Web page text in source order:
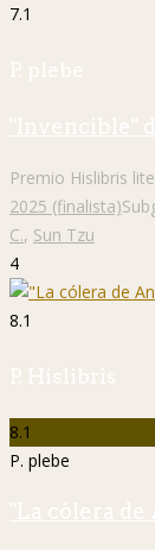
7.1
P. plebe
"Invencible"
Premio Hislibris
2025 (finalista)
C., Sun Tzu
4
8.1
P. Hislibris
8.1
P. plebe
"La cólera